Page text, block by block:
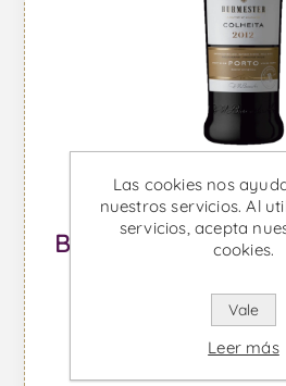
Burmester Colheita
Desde €30,15
Las cookies nos
nuestros servicios. Al
servicios, acepta
cookies.
Vale
Leer más